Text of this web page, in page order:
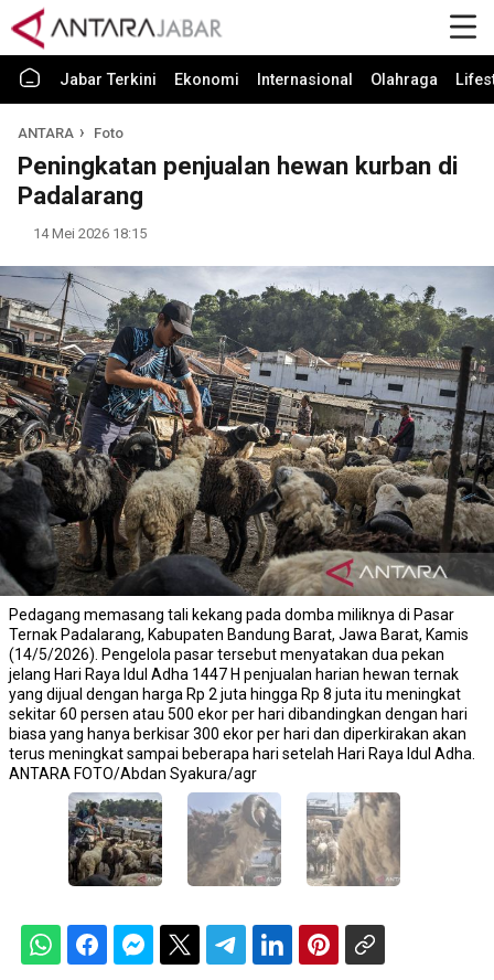
Jabar Terkini Ekonomi Internasional Olahraga
ANTARA Foto
Peningkatan penjualan hewan kurban di
Padalarang
14 Mei 2026 18:15
Pedagang memasang tali kekang pada domba miliknya di Pasar
Ternak Padalarang, Kabupaten Bandung Barat, Jawa Barat, Kamis
(14/5/2026). Pengelola pasar tersebut menyatakan dua pekan
jelang Hari Raya Idul Adha 1447 H penjualan harian hewan ternak
yang dijual dengan harga Rp 2 juta hingga Rp 8 juta itu meningkat
sekitar 60 persen atau 500 ekor per hari dibandingkan dengan hari
biasa yang hanya berkisar 300 ekor per hari dan diperkirakan akan
terus meningkat sampai beberapa hari setelah Hari Raya Idul Adha.
ANTARA FOTO/Abdan Syakura/agr